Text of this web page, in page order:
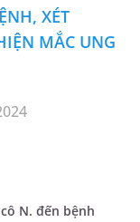
XÉT
MẮC UNG
N. đến bệnh